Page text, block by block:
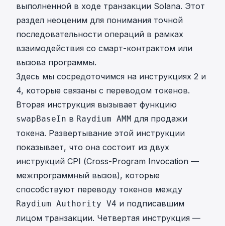
выполненной в ходе транзакции Solana. Этот
раздел неоценим для понимания точной
последовательности операций в рамках
взаимодействия со смарт-контрактом или
вызова программы.
Здесь мы сосредоточимся на инструкциях 2 и
4, которые связаны с переводом токенов.
Вторая инструкция вызывает функцию
swapBaseIn в Raydium AMM для продажи
токена. Развертывание этой инструкции
показывает, что она состоит из двух
инструкций CPI (Cross-Program Invocation —
межпрограммный вызов), которые
способствуют переводу токенов между
Raydium Authority V4 и подписавшим
лицом транзакции. Четвертая инструкция —